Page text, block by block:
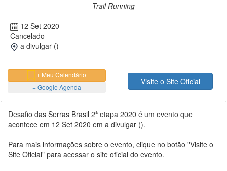
Trail Running
12 Set 2020
Cancelado
a divulgar ()
+ Meu Calendário
+ Google Agenda
Visite o Site Oficial
Desafio das Serras Brasil 2ª etapa 2020 é um evento que
acontece em 12 Set 2020 em a divulgar ().
Para mais informações sobre o evento, clique no botão "Visite o
Site Oficial" para acessar o site oficial do evento.